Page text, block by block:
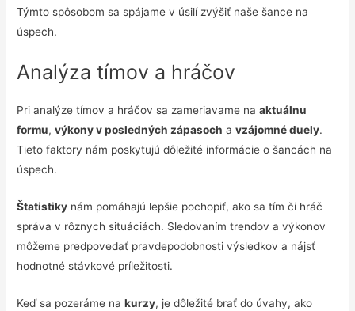
Týmto spôsobom sa spájame v úsilí zvýšiť naše šance na
úspech.
Analýza tímov a hráčov
Pri analýze tímov a hráčov sa zameriavame naaktuálnu
formu,výkony v posledných zápasoch avzájomné duely.
Tieto faktory nám poskytujú dôležité informácie o šancách na
úspech.
Štatistiky nám pomáhajú lepšie pochopiť, ako sa tím či hráč
správa v rôznych situáciách. Sledovaním trendov a výkonov
môžeme predpovedať pravdepodobnosti výsledkov a nájsť
hodnotné stávkové príležitosti.
Keď sa pozeráme nakurzy, je dôležité brať do úvahy, ako